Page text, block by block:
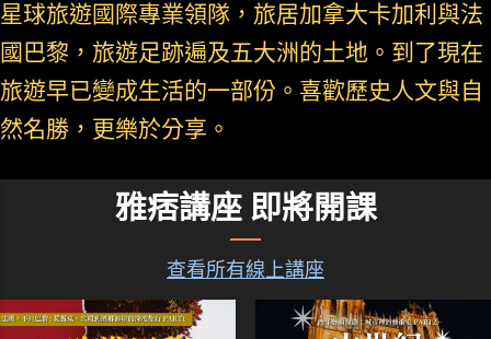
星球旅遊國際專業領隊，旅居加拿大卡加利與法
國巴黎，旅遊足跡遍及五大洲的土地。到了現在
旅遊早已變成生活的一部份。喜歡歷史人文與自
然名勝，更樂於分享。
雅痞講座 即將開課
查看所有線上講座